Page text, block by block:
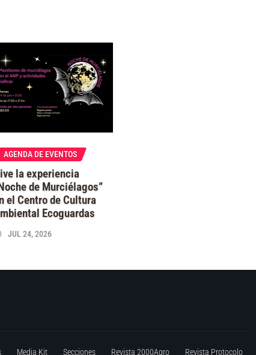
AGENDA DE EVENTOS
la experiencia
de Murciélagos”
el Centro de Cultura
Ecoguardas
JUL 24, 2026
Media Kit Secciones Revista 2000Agro Revista Protocolo